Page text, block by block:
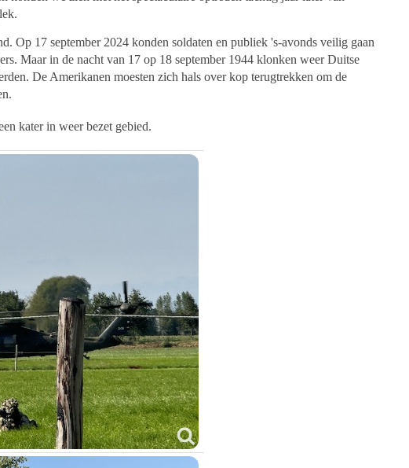
Op 17 september 2024 konden soldaten en publiek 's-avonds veilig gaan
Maar in de nacht van 17 op 18 september 1944 klonken weer Duitse
De Amerikanen moesten zich hals over kop terugtrekken om de
kater in weer bezet gebied.